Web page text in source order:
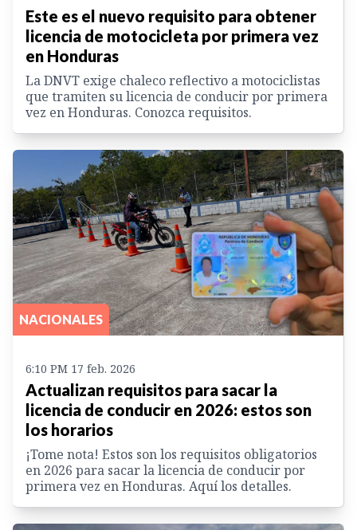
Este es el nuevo requisito para obtener
licencia de motocicleta por primera vez
en Honduras
La DNVT exige chaleco reflectivo a motociclistas
que tramiten su licencia de conducir por primera
vez en Honduras. Conozca requisitos.
NACIONALES
6:10 PM 17 feb. 2026
Actualizan requisitos para sacar la
licencia de conducir en 2026: estos son
los horarios
¡Tome nota! Estos son los requisitos obligatorios
en 2026 para sacar la licencia de conducir por
primera vez en Honduras. Aquí los detalles.